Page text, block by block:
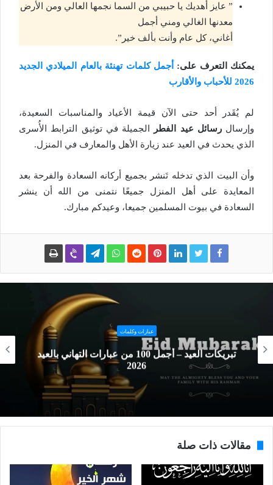
” عايز أهديك يا حبيبي من السما نجمها العالي ومن الأرض
معدنها الغالي ومني أجمل
أغاني، كل عام وأنت بألف خير”.
يمكنك التعرف على:
أجمل كلمات تهنئة بالعام الميلادي الجديد
2026 للأحباب والأقارب
لم يُقَدر أحد حتى الآن قيمة الأعياد والمناسبات السعيدة،
وإرسالرسائل عيد الفطر
الجميلة في توثيق الترابط الأُسرى
الذي يحدث في العيد عند زيارة الأهل والمعارف في المنزل.
وأن البيت الذي تدخله تَنشر بجميع أركانه السعادة والفرحة بعد
المعايدة على أهل المنزل جميعًا نتمنى من الله أن ينشر
السعادة في بيوت المسلمين جميعا، وعيدكم مبارك.
تهنئة ومشاطرة الاحزان
اجمل صور عيد الفطر 2026 تهنئة العيد المبارك
مقالات ذات صلة